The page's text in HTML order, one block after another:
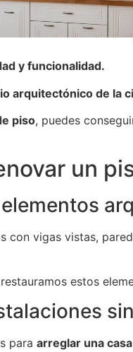
y funcionalidad.
arquitectónico de la
piso, puedes
un
con vigas vistas,
estos
para arreglar una